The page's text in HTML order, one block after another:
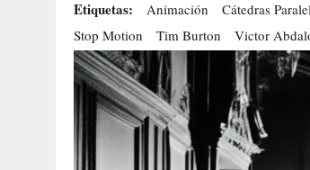
Etiquetas: Animación Cátedras
Stop Motion
Tim Burton Victor